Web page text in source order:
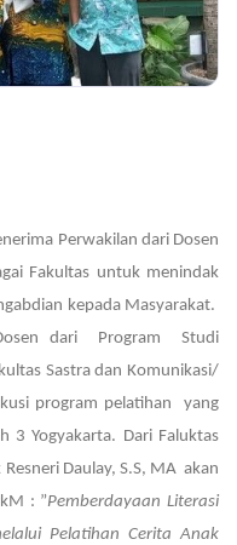
Perwakilan dari Dosen
Fakultas untuk menindak
kepada Masyarakat.
dari Program Studi
Sastra dan Komunikasi/
program pelatihan yang
3 Yogyakarta. Dari Faluktas
Daulay, S.S, MA akan
: ”Pemberdayaan Literasi
Pelatihan Cerita Anak